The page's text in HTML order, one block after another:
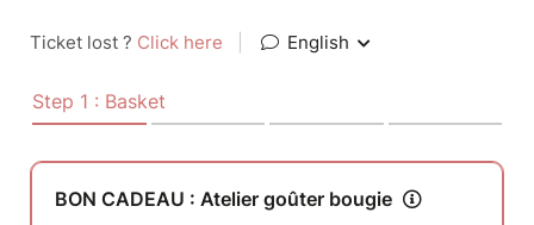
Ticket lost ? Click here English
Step 1 : Basket
BON CADEAU : Atelier goûter bougie